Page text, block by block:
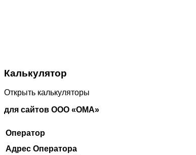
Калькулятор
Открыть калькуляторы
для сайтов ООО «ОМА»
Оператор
Адрес Оператора